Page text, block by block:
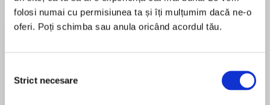
folosi numai cu permisiunea ta și îți mulțumim dacă ne-o
oferi. Poți schimba sau anula oricând acordul tău.
consimțământului
Strict necesare
Desprecarte
From the brilliant and award-winning author